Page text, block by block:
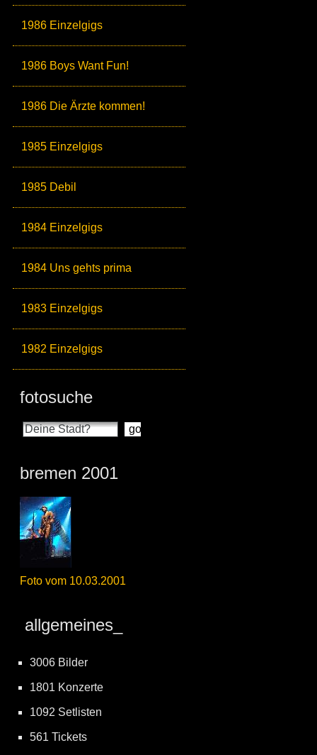
1986 Einzelgigs
1986 Boys Want Fun!
1986 Die Ärzte kommen!
1985 Einzelgigs
1985 Debil
1984 Einzelgigs
1984 Uns gehts prima
1983 Einzelgigs
1982 Einzelgigs
fotosuche
bremen 2001
Foto vom 10.03.2001
allgemeines_
3006 Bilder
1801 Konzerte
1092 Setlisten
561 Tickets